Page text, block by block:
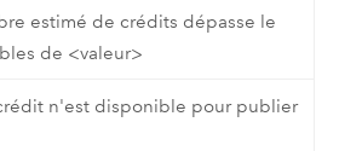
estimé de crédits dépasse le
de <valeur>
n'est disponible pour publier